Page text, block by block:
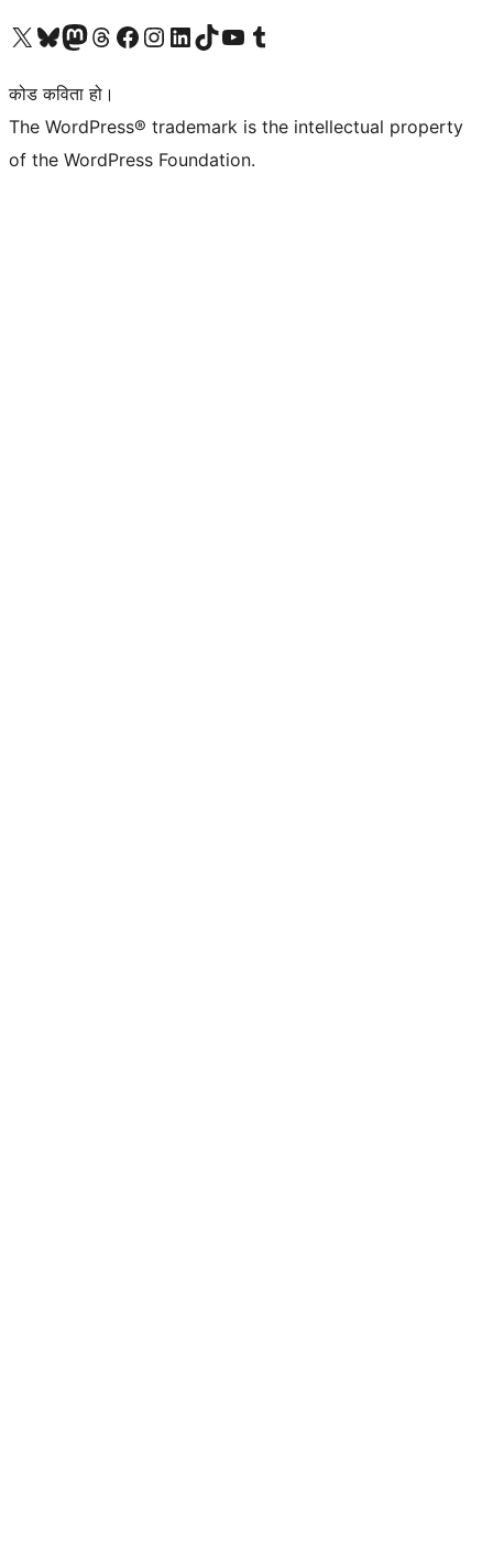
हाम्रो X (पहिले ट्विटर) खातामा जानुहोस्
हाम्रो Bluesky खाता भ्रमण गर्नुहोस्
हाम्रो म्यास्टोडन खाता भ्रमण गर्नुहोस्
हाम्रो थ्रेड्स खातामा जानुहोस्
हाम्रो फेसबुक पेजमा जानुहोस्
हाम्रो इन्स्टाग्राम खातामा जानुहोस्
हाम्रो लिङ्क्डइन खातामा जानुहोस्
हाम्रो TikTok खाता भ्रमण गर्नुहोस्
हाम्रो युट्युब च्यानलमा जानुहोस्
हाम्रो टम्बलर खाता भ्रमण गर्नुहोस्
कोड कविता हो।
The WordPress® trademark is the intellectual property
of the WordPress Foundation.